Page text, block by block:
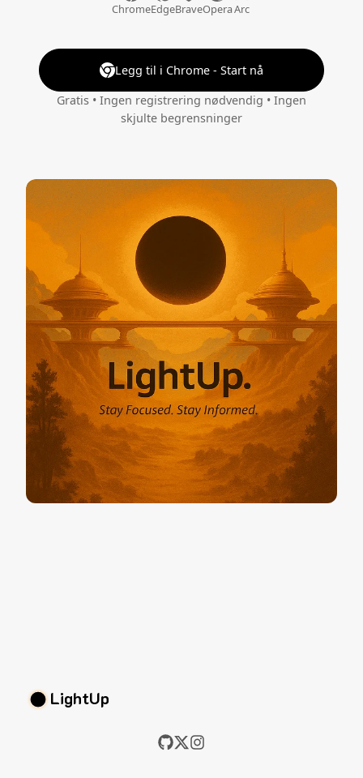
ChromeEdgeBraveOperaArc
Legg til i Chrome - Start nå
Gratis • Ingen registrering nødvendig • Ingen
skjulte begrensninger
LightUp